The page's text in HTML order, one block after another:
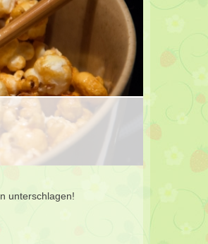
unterschlagen!